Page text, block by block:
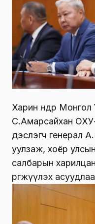
Харин өнөөдөр
С.Амарсайхан
дэслэгч генерал
уулзаж, хоёр
салбарын
өргөжүүлэх